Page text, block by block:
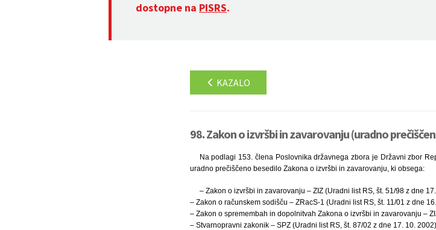
dostopne na PISRS.
KAZALO
98. Zakon o izvršbi in zavarovanju (uradno
Na podlagi 153. člena Poslovnika državnega zbora je Državni zbor
uradno prečiščeno besedilo Zakona o izvršbi in zavarovanju, ki obsega:
– Zakon o izvršbi in zavarovanju – ZIZ (Uradni list RS, št. 51/98 z dne
– Zakon o računskem sodišču – ZRacS-1 (Uradni list RS, št. 11/01 z dne
– Zakon o spremembah in dopolnitvah Zakona o izvršbi in zavarovanju –
– Stvarnopravni zakonik – SPZ (Uradni list RS, št. 87/02 z dne 17. 10.